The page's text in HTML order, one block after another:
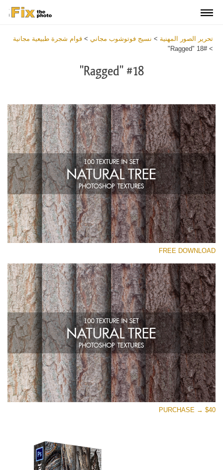
تحرير الصور المهنية > نسيج فوتوشوب مجاني > قوام شجرة طبيعية مجانية
>
#18 "Ragged"
#18 "Ragged"
رجاء اختر
Small 800*533px
Natural Tree
(100 Textures)
Large 6000*4000px
Entire Collection
(1783 Overlays)
Large 6000*4000px
تنزيل مجاني
Download
Free
Overlay
FREE DOWNLOAD
PURCHASE → $40